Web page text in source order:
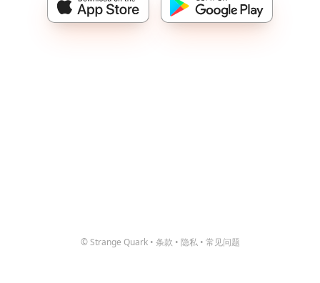
© Strange Quark • 条款 • 隐私 • 常见问题